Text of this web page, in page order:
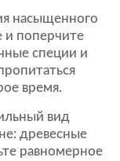
насыщенного
и поперчите
специи и
время.
вид
древесные
равномерное